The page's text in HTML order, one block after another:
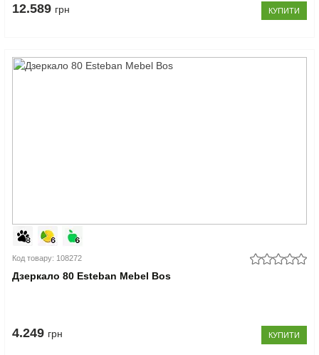
12.589 грн КУПИТИ
Код товару: 108272
Дзеркало 80 Esteban Mebel Bos
4.249 грн КУПИТИ